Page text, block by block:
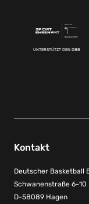
UNTERSTÜTZT DEN DBB
Kontakt
Deutscher Basketball
Schwanenstraße 6-10
D-58089 Hagen